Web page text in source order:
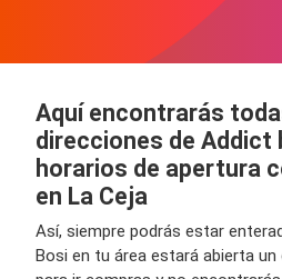
Aquí encontrarás
direcciones de Addict
horarios de apertura
en La Ceja
Así, siempre podrás estar
Bosi en tu área estará abierta